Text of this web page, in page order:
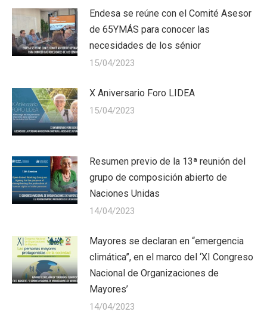
Endesa se reúne con el Comité Asesor
de 65YMÁS para conocer las
necesidades de los sénior
15/04/2023
X Aniversario Foro LIDEA
15/04/2023
Resumen previo de la 13ª reunión del
grupo de composición abierto de
Naciones Unidas
14/04/2023
Mayores se declaran en “emergencia
climática”, en el marco del ‘XI Congreso
Nacional de Organizaciones de
Mayores’
14/04/2023